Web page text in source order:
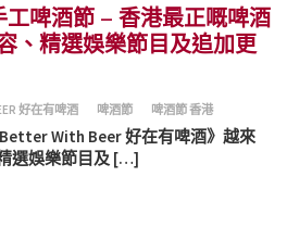
啤酒節 – 香港最正嘅啤酒
、精選娛樂節目及追加更
好在有啤酒 啤酒節 啤酒節 香港
With Beer 好在有啤酒》越來
選娛樂節目及 […]